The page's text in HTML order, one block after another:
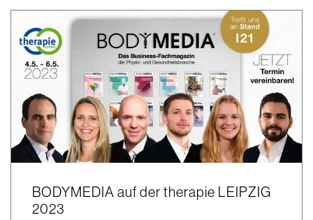
BODYMEDIA auf der therapie LEIPZIG
2023